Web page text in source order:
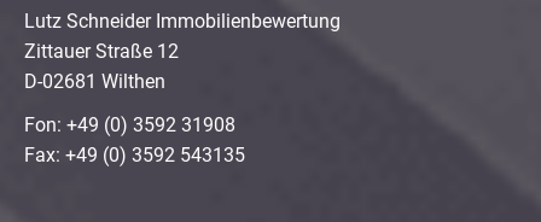
Lutz Schneider Immobilienbewertung
Zittauer Straße 12
D-02681 Wilthen
Fon: +49 (0) 3592 31908
Fax: +49 (0) 3592 543135